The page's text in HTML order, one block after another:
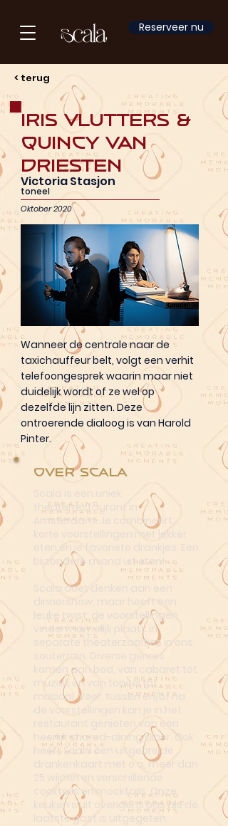
Reserveer nu
< terug
Iris Vlutters &
Quincy van
Driesten
Victoria Stasjon
toneel
Oktober 2020
Wanneer de centrale naar de
taxichauffeur belt, volgt een verhit
telefoongesprek waarin maar niet
duidelijk wordt of ze wel op
dezelfde lijn zitten. Deze
ontroerende dialoog is van Harold
Pinter.
Over Scala
theaterrestaurant in
Amsterdam. Je combineert
korte voorstellingen met lekker
eten én je favoriete drankjes. Een
bijzondere avond uit eten!
Scala doet denken aan een
dinnershow, maar heeft een
leuke twist: de voorstellingen
vinden namelijk plaats in
separate theaterzaaltjes in ons
souterrain. Diverse genres
komen aan bod, van cabaret tot
muziek en van toneel tot
musical. Voor, tussen en/of na
de voorstellingen kan je in het
restaurant genieten van een
heerlijk shared-dining diner. Ook
heeft Scala een uitgebreide
drankenkaart met o.a. meer dan
25 wijnen en verschillende
cocktails en mocktails. Onze
keuken sluit overigens pas als de
laatste gast is uitgegeten.